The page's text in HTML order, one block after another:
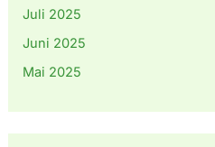
Juli 2025
Juni 2025
Mai 2025